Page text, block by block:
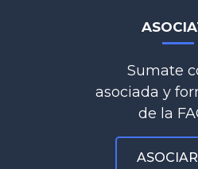
Sumate
asociada y
de la